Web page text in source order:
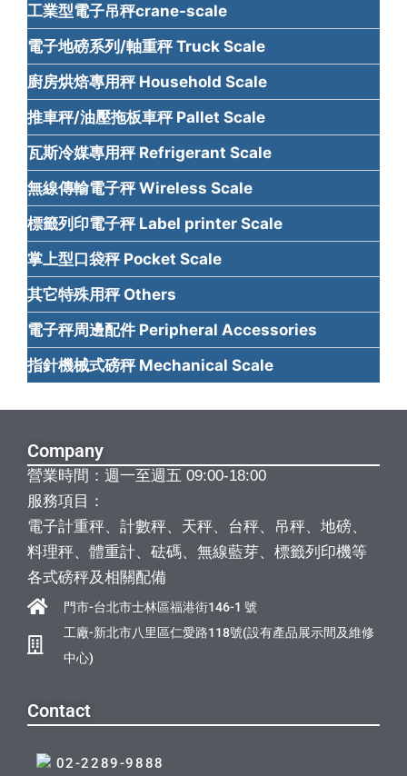
工業型電子吊秤crane-scale
電子地磅系列/軸重秤 Truck Scale
廚房烘焙專用秤 Household Scale
推車秤/油壓拖板車秤 Pallet Scale
瓦斯冷媒專用秤 Refrigerant Scale
無線傳輸電子秤 Wireless Scale
標籤列印電子秤 Label printer Scale
掌上型口袋秤 Pocket Scale
其它特殊用秤 Others
電子秤周邊配件 Peripheral Accessories
指針機械式磅秤 Mechanical Scale
Company
營業時間：週一至週五 09:00-18:00
服務項目：
電子計重秤、計數秤、天秤、台秤、吊秤、地磅、
料理秤、體重計、砝碼、無線藍芽、標籤列印機等
各式磅秤及相關配備
門市-台北市士林區福港街146-1 號
工廠-新北市八里區仁愛路118號(設有產品展示間及維修
中心)
Contact
02-2289-9888